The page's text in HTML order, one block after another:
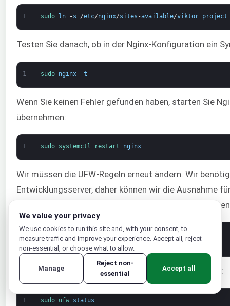
1 sudo ln -s /etc/nginx/sites -available/viktor_project
Testen Sie danach, ob in der Nginx-Konfiguration ein
1 sudo nginx -t
Wenn Sie keinen Fehler gefunden haben, starten Sie
übernehmen:
1 sudo systemctl restart nginx
Wir müssen die UFW-Regeln erneut ändern. Wir
Entwicklungsserver, daher können wir die Ausnahme
möchten wir Port 80 für normalen Datenverkehr
2
sudo ufw delete
8000
sudo ufw allow 'Nginx Full'
Überprüfen Sie diese Änderungen der Firewall-Regeln:
1 sudo ufw status
We value your privacy
We use cookies to run this site and, with your consent, to
measure traffic and improve your experience. Accept all, reject
non-essential, or choose what to allow.
Manage
Reject non-
essential
Accept all